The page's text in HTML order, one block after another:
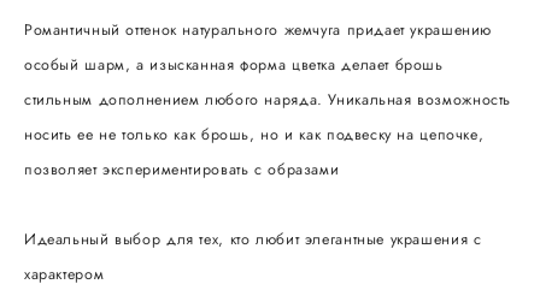
Романтичный оттенок натурального жемчуга придает украшению
особый шарм, а изысканная форма цветка делает брошь
стильным дополнением любого наряда. Уникальная возможность
носить ее не только как брошь, но и как подвеску на цепочке,
позволяет экспериментировать с образами
Идеальный выбор для тех, кто любит элегантные украшения с
характером